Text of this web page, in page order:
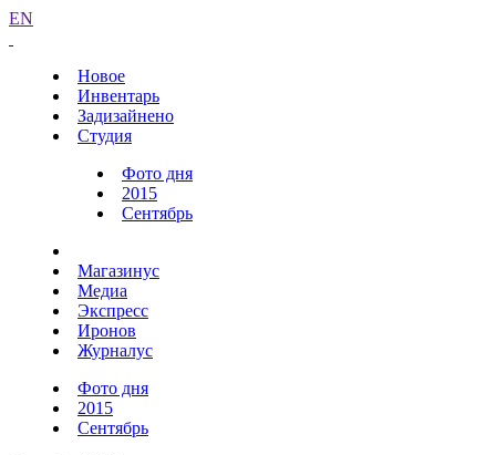
EN
Новое
Инвентарь
Задизайнено
Студия
Фото дня
2015
Сентябрь
Магазинус
Медиа
Экспресс
Иронов
Журналус
Фото дня
2015
Сентябрь